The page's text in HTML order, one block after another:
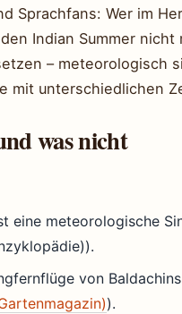
Sprachfans: Wer im
Indian Summer nicht
– meteorologisch
mit unterschiedlichen
was nicht
eine meteorologische
von
).